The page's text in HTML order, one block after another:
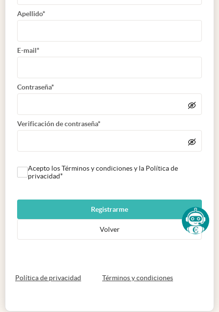
Apellido*
E-mail*
Contraseña*
Verificación de contraseña*
Acepto los Términos y condiciones y la Política de
privacidad*
Registrarme
Volver
Política de privacidad abre en nueva pestaña
Términos y condicionesabre en nueva